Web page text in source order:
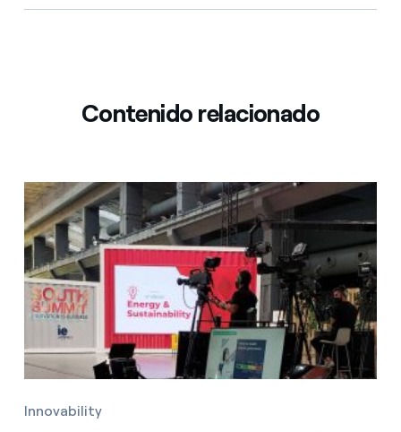
Contenido relacionado
Innovability